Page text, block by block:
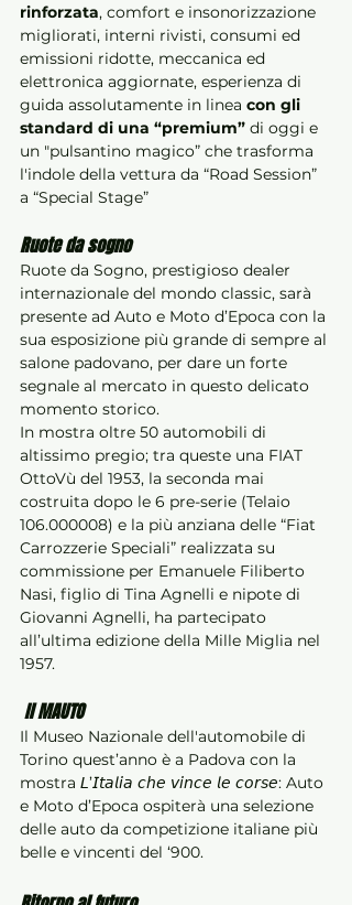
rinforzata, comfort e insonorizzazione
migliorati, interni rivisti, consumi ed
emissioni ridotte, meccanica ed
elettronica aggiornate, esperienza di
guida assolutamente in linea con gli
standard di una “premium” di oggi e
un "pulsantino magico” che trasforma
l'indole della vettura da “Road Session”
a “Special Stage”
Ruote da sogno
Ruote da Sogno, prestigioso dealer
internazionale del mondo classic, sarà
presente ad Auto e Moto d’Epoca con la
sua esposizione più grande di sempre al
salone padovano, per dare un forte
segnale al mercato in questo delicato
momento storico.
In mostra oltre 50 automobili di
altissimo pregio; tra queste una FIAT
OttoVù del 1953, la seconda mai
costruita dopo le 6 pre-serie (Telaio
106.000008) e la più anziana delle “Fiat
Carrozzerie Speciali” realizzata su
commissione per Emanuele Filiberto
Nasi, figlio di Tina Agnelli e nipote di
Giovanni Agnelli, ha partecipato
all’ultima edizione della Mille Miglia nel
1957.
Il MAUTO
Il Museo Nazionale dell'automobile di
Torino quest’anno è a Padova con la
mostra 𝘓’𝘐𝘵𝘢𝘭𝘪𝘢 𝘤𝘩𝘦 𝘷𝘪𝘯𝘤𝘦 𝘭𝘦 𝘤𝘰𝘳𝘴𝘦: Auto
e Moto d’Epoca ospiterà una selezione
delle auto da competizione italiane più
belle e vincenti del ‘900.